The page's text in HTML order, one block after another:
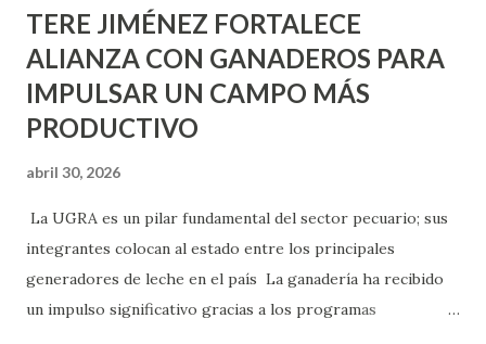
TERE JIMÉNEZ FORTALECE
ALIANZA CON GANADEROS PARA
IMPULSAR UN CAMPO MÁS
PRODUCTIVO
abril 30, 2026
La UGRA es un pilar fundamental del sector pecuario; sus
integrantes colocan al estado entre los principales
generadores de leche en el país La ganadería ha recibido
un impulso significativo gracias a los programas